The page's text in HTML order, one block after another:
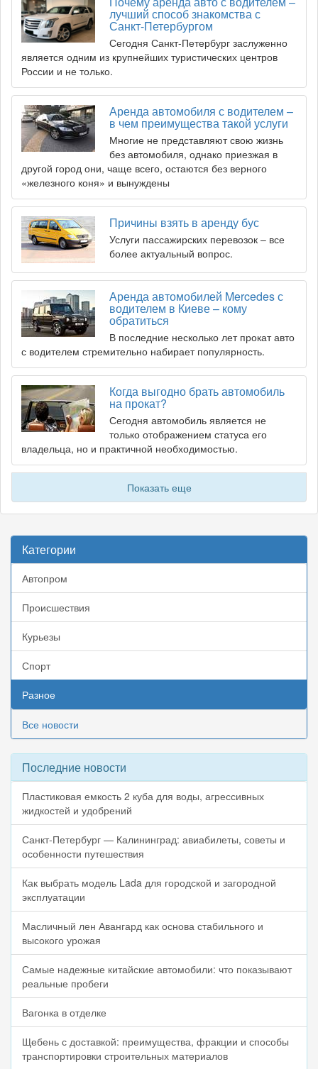
лучший способ знакомства с
Санкт-Петербургом
Сегодня Санкт-Петербург заслуженно
является одним из крупнейших туристических центров
России и не только.
Аренда автомобиля с водителем –
в чем преимущества такой услуги
Многие не представляют свою жизнь
без автомобиля, однако приезжая в
другой город они, чаще всего, остаются без верного
«железного коня» и вынуждены
Причины взять в аренду бус
Услуги пассажирских перевозок – все
более актуальный вопрос.
Аренда автомобилей Mercedes с
водителем в Киеве – кому
обратиться
В последние несколько лет прокат авто
с водителем стремительно набирает популярность.
Когда выгодно брать автомобиль
на прокат?
Сегодня автомобиль является не
только отображением статуса его
владельца, но и практичной необходимостью.
Показать еще
Категории
Автопром
Происшествия
Курьезы
Спорт
Разное
Все новости
Последние новости
Пластиковая емкость 2 куба для воды, агрессивных
жидкостей и удобрений
Санкт-Петербург — Калининград: авиабилеты, советы и
особенности путешествия
Как выбрать модель Lada для городской и загородной
эксплуатации
Масличный лен Авангард как основа стабильного и
высокого урожая
Самые надежные китайские автомобили: что показывают
реальные пробеги
Вагонка в отделке
Щебень с доставкой: преимущества, фракции и способы
транспортировки строительных материалов